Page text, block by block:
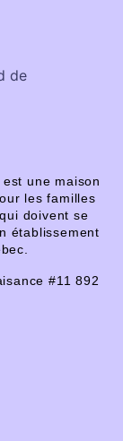
une maison
les familles
doivent se
établissement
#11 892